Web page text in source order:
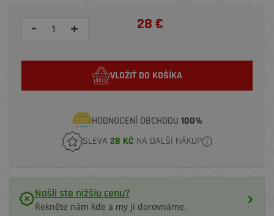
- + 28 €
VLOŽIŤ DO KOŠÍKA
HODNOCENÍ OBCHODU 100%
SLEVA 28 KČ NA DALŠÍ NÁKUP
Našli ste nižšiu cenu?
Řekněte nám kde a my ji dorovnáme.